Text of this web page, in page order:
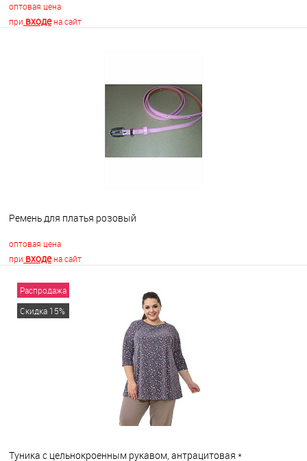
оптовая цена
при входена сайт
Недоступно
Ремень для платья розовый
оптовая цена
при входена сайт
В корзину
Распродажа
Скидка 15%
Туника с цельнокроенным рукавом, антрацитовая *